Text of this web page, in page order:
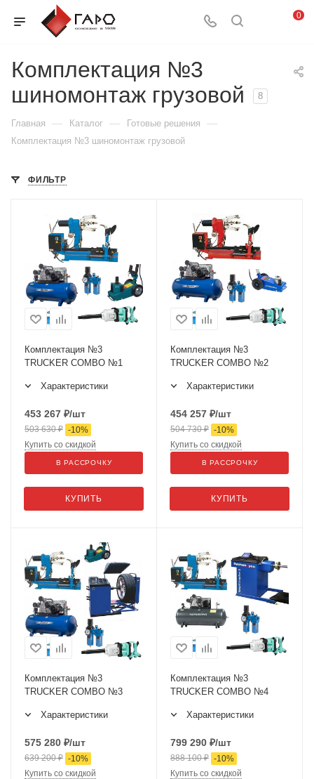
0
Комплектация №3
шиномонтаж грузовой
8
Главная — Каталог — Готовые решения —
Комплектация №3 шиномонтаж грузовой
ФИЛЬТР
Комплектация №3
TRUCKER COMBO №1
Характеристики
453 267 ₽/шт
503 630₽ -10%
КУПИТЬ
Купить со скидкой
В РАССРОЧКУ
Комплектация №3
TRUCKER COMBO №2
Характеристики
454 257 ₽/шт
504 730₽ -10%
КУПИТЬ
Купить со скидкой
В РАССРОЧКУ
Комплектация №3
TRUCKER COMBO №3
Характеристики
575 280 ₽/шт
639 200₽ -10%
Купить со скидкой
Комплектация №3
TRUCKER COMBO №4
Характеристики
799 290 ₽/шт
888 100₽ -10%
Купить со скидкой